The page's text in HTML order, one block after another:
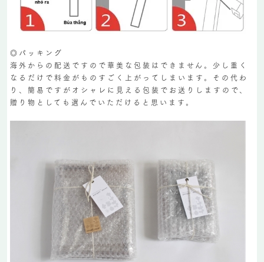
◎パッキング
海外からの配送ですので華美な包装はできません。少し重く
なるだけで料金がものすごく上がってしまいます。その代わ
り、簡易ですがオシャレに見える包装でお送りしますので、
贈り物としても選んでいただけると思います。